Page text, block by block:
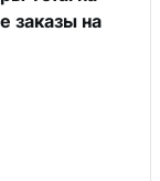
заказы на